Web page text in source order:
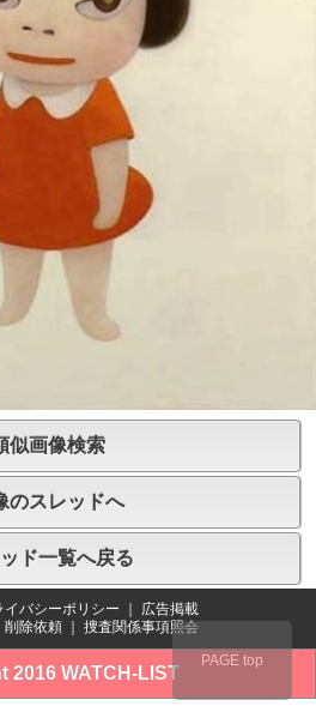
似画像検索
のスレッドへ
ド一覧へ戻る
イバシーポリシー
広告掲載
削除依頼 捜査関係事項照会
2016 WATCH-LIST
PAGE top